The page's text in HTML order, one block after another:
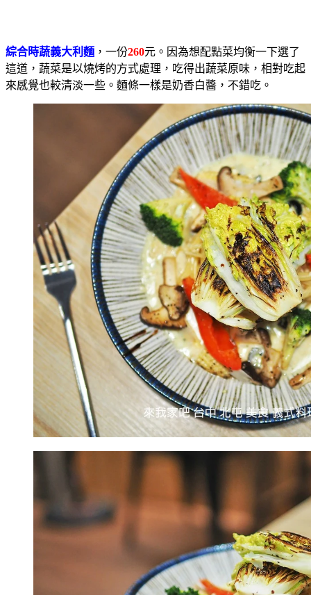
綜合時蔬義大利麵 ，一份260元。因為想配點菜均衡一下選了
這道，蔬菜是以燒烤的方式處理，吃得出蔬菜原味，相對吃起
來感覺也較清淡一些。麵條一樣是奶香白醬，不錯吃。